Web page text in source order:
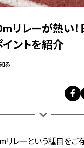
リレーが熱い
ントを紹介
る
レーという種目をご